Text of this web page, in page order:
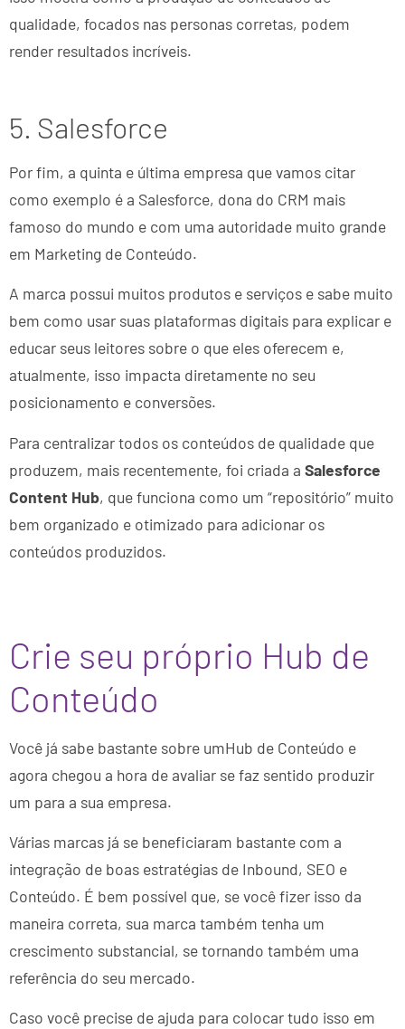
qualidade, focados nas personas corretas, podem
render resultados incríveis.
5. Salesforce
Por fim, a quinta e última empresa que vamos citar
como exemplo é a Salesforce, dona do CRM mais
famoso do mundo e com uma autoridade muito grande
em Marketing de Conteúdo.
A marca possui muitos produtos e serviços e sabe muito
bem como usar suas plataformas digitais para explicar e
educar seus leitores sobre o que eles oferecem e,
atualmente, isso impacta diretamente no seu
posicionamento e conversões.
Para centralizar todos os conteúdos de qualidade que
produzem, mais recentemente, foi criada a Salesforce
Content Hub, que funciona como um “repositório” muito
bem organizado e otimizado para adicionar os
conteúdos produzidos.
Crie seu próprio Hub de
Conteúdo
Você já sabe bastante sobre umHub de Conteúdo e
agora chegou a hora de avaliar se faz sentido produzir
um para a sua empresa.
Várias marcas já se beneficiaram bastante com a
integração de boas estratégias de Inbound, SEO e
Conteúdo. É bem possível que, se você fizer isso da
maneira correta, sua marca também tenha um
crescimento substancial, se tornando também uma
referência do seu mercado.
Caso você precise de ajuda para colocar tudo isso em